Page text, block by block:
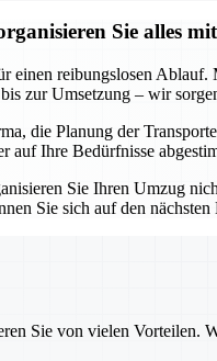
Sie alles
einen reibungslosen
zur Umsetzung – wir
die Planung der
auf Ihre Bedürfnisse
Sie Ihren Umzug
Sie sich auf den
Sie von vielen Vorteilen.